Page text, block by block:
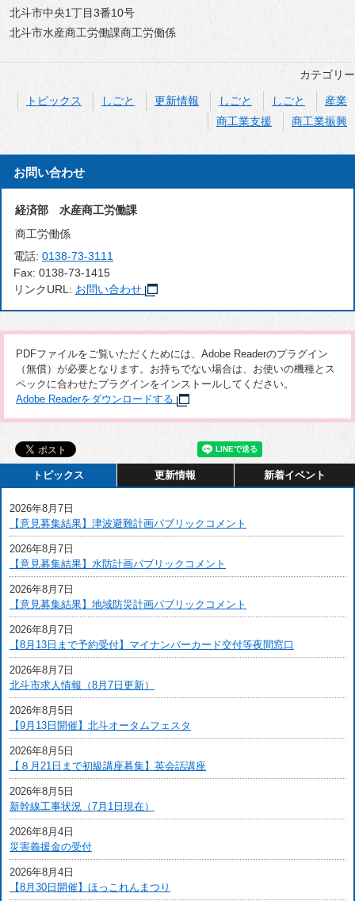
北斗市中央1丁目3番10号
北斗市水産商工労働課商工労働係
カテゴリー
トピックス しごと 更新情報 しごと しごと
産業
商工業支援
商工業振興
お問い合わせ
経済部 水産商工労働課
商工労働係
電話: 0138-73-3111
Fax: 0138-73-1415
リンクURL: お問い合わせ
PDFファイルをご覧いただくためには、Adobe Readerのプラグイン
（無償）が必要となります。お持ちでない場合は、お使いの機種とス
ペックに合わせたプラグインをインストールしてください。
Adobe Readerをダウンロードする
トピックス 更新情報 新着イベント
2026年8月7日
【意見募集結果】津波避難計画パブリックコメント
2026年8月7日
【意見募集結果】水防計画パブリックコメント
2026年8月7日
【意見募集結果】地域防災計画パブリックコメント
2026年8月7日
【8月13日まで予約受付】マイナンバーカード交付等夜間窓口
2026年8月7日
北斗市求人情報（8月7日更新）
2026年8月5日
【9月13日開催】北斗オータムフェスタ
2026年8月5日
【８月21日まで初級講座募集】英会話講座
2026年8月5日
新幹線工事状況（7月1日現在）
2026年8月4日
災害義援金の受付
2026年8月4日
【8月30日開催】ほっこれんまつり